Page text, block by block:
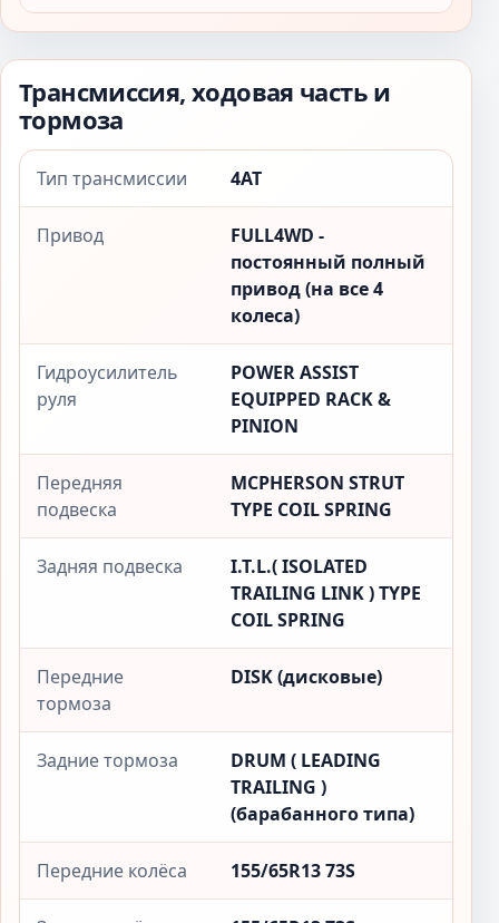
Трансмиссия, ходовая часть и
тормоза
Тип трансмиссии 4AT
Привод
FULL4WD -
постоянный полный
привод (на все 4
колеса)
Гидроусилитель
руля
POWER ASSIST
EQUIPPED RACK &
PINION
Передняя
подвеска
MCPHERSON STRUT
TYPE COIL SPRING
Задняя подвеска
I.T.L.( ISOLATED
TRAILING LINK ) TYPE
COIL SPRING
Передние
тормоза
DISK (дисковые)
Задние тормоза
DRUM ( LEADING
TRAILING )
(барабанного типа)
Передние колёса 155/65R13 73S